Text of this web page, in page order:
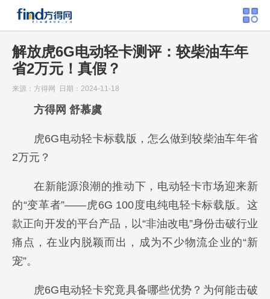
解放虎6G电动轻卡测评：较柴油车年
省2万元！真假？
来源：方得网 日期：2024-11-18
方得网 舒慕虞
虎6G电动轻卡标载版，怎么做到较柴油车年省
2万元？
在新能源浪潮的推动下，电动轻卡市场迎来新
的“变革者”——虎6G 100度电纯电轻卡标载版。这
款正向开发的平台产品，以“非油改电”身份击破行业
痛点，在业内脱颖而出，成为不少物流企业的“新
宠”。
虎6G电动轻卡究竟具备哪些优势？为何能击破